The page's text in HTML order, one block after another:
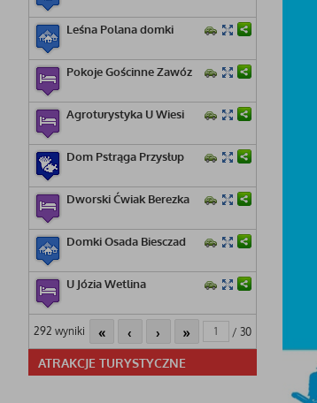
Leśna Polana domki
Pokoje Gościnne Zawóz
Agroturystyka U Wiesi
Dom Pstrąga Przysłup
Dworski Ćwiak Berezka
Domki Osada Biesczad
U Józia Wetlina
292 wyniki « ‹ › » / 30
ATRAKCJE TURYSTYCZNE